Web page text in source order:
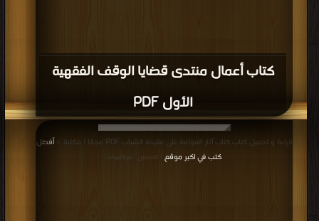
كتاب أعمال منتدى قضايا الوقف الفقهية
الأول PDF
قراءة و تحميل كتاب كتاب آثار العولمة على عقيدة الشباب PDF مجانا | مكتبة >
أفضل
كتب في اكبر موقع
| التحميل : مرة/مرات